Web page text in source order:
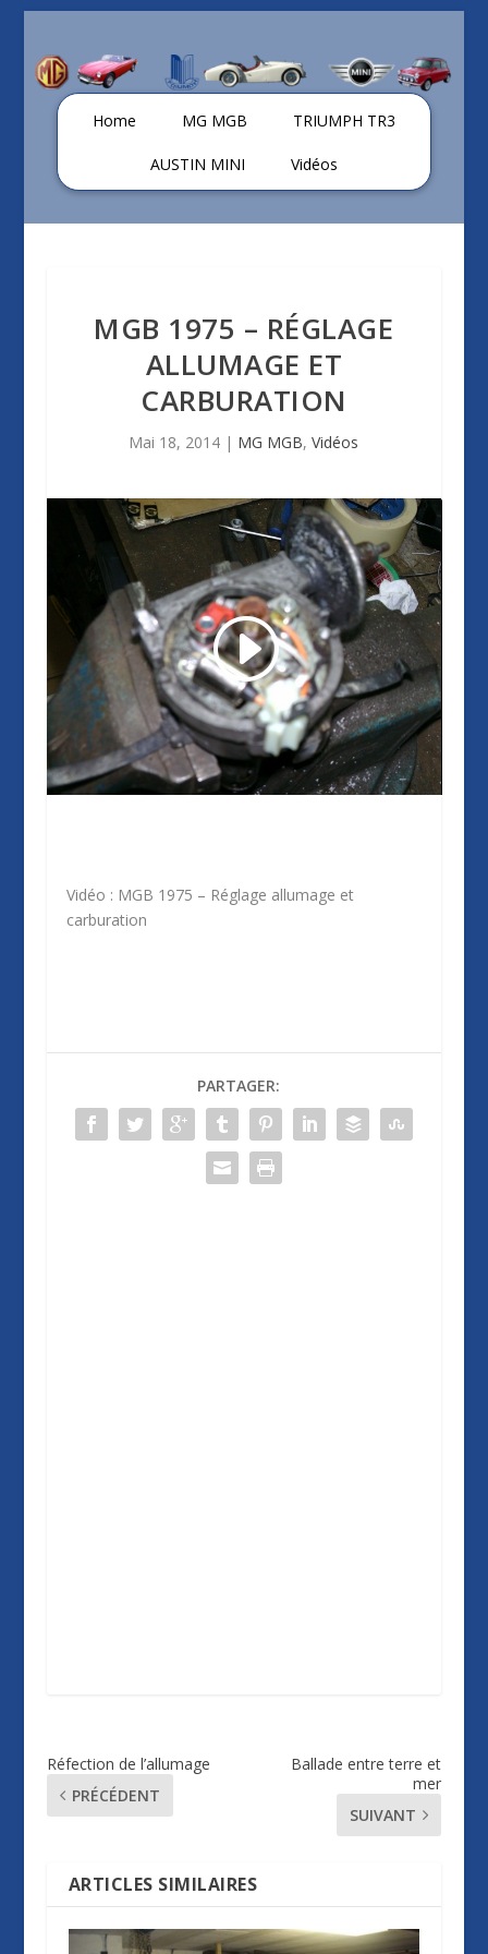
Home MG MGB TRIUMPH TR3
AUSTIN MINI Vidéos
MGB 1975 – RÉGLAGE
ALLUMAGE ET
CARBURATION
Mai 18, 2014 | MG MGB,Vidéos
Vidéo : MGB 1975 – Réglage allumage et
carburation
PARTAGER:
Réfection de l’allumage
PRÉCÉDENT
Ballade entre terre et
mer
SUIVANT
ARTICLES SIMILAIRES